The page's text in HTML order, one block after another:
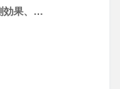
効果、…